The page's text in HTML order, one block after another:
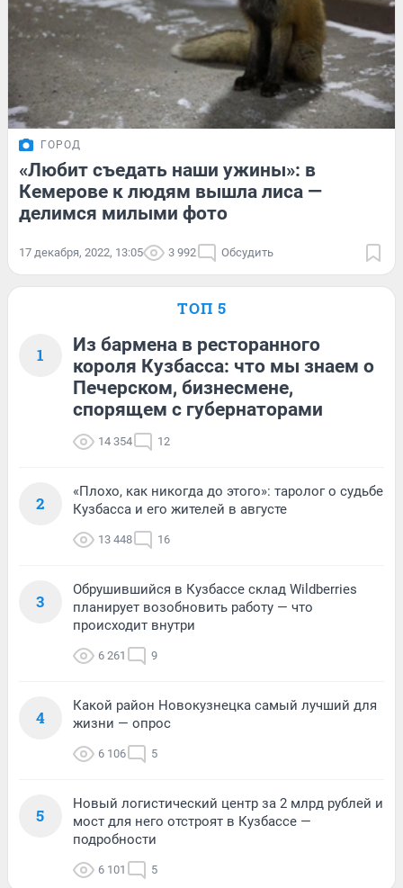
ГОРОД
«Любит съедать наши ужины»: в
Кемерове к людям вышла лиса —
делимся милыми фото
17 декабря, 2022, 13:05 3 992 Обсудить
ТОП 5
1
Из бармена в ресторанного
короля Кузбасса: что мы знаем о
Печерском, бизнесмене,
спорящем с губернаторами
14 354 12
2
«Плохо, как никогда до этого»: таролог о судьбе
Кузбасса и его жителей в августе
13 448 16
3
Обрушившийся в Кузбассе склад Wildberries
планирует возобновить работу — что
происходит внутри
6 261 9
4
Какой район Новокузнецка самый лучший для
жизни — опрос
6 106 5
5
Новый логистический центр за 2 млрд рублей и
мост для него отстроят в Кузбассе —
подробности
6 101 5